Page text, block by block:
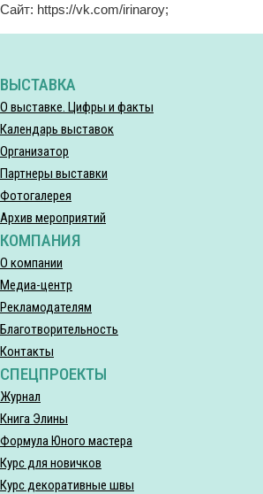
Сайт: https://vk.com/irinaroy;
ВЫСТАВКА
О выставке. Цифры и факты
Календарь выставок
Организатор
Партнеры выставки
Фотогалерея
Архив мероприятий
КОМПАНИЯ
О компании
Медиа-центр
Рекламодателям
Благотворительность
Контакты
СПЕЦПРОЕКТЫ
Журнал
Книга Элины
Формула Юного мастера
Курс для новичков
Курс декоративные швы